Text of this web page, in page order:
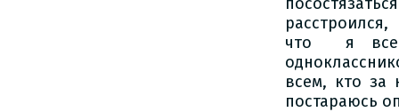
что я
всем, кто за
постараюсь